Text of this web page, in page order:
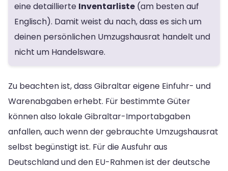
eine detaillierte Inventarliste (am besten auf
Englisch). Damit weist du nach, dass es sich um
deinen persönlichen Umzugshausrat handelt und
nicht um Handelsware.
Zu beachten ist, dass Gibraltar eigene Einfuhr- und
Warenabgaben erhebt. Für bestimmte Güter
können also lokale Gibraltar-Importabgaben
anfallen, auch wenn der gebrauchte Umzugshausrat
selbst begünstigt ist. Für die Ausfuhr aus
Deutschland und den EU-Rahmen ist der deutsche